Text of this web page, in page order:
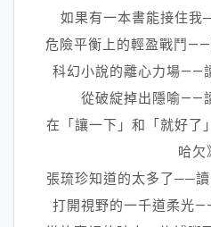
如果有一本書能接住我
危險平衡上的輕盈戰鬥——
科幻小說的離心力場——
從破綻掉出隱喻——
在「讓一下」和「就好了
哈欠
張琉珍知道的太多了──讀
打開視野的一千道柔光